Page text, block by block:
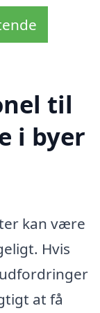
til
i byer
kan være
Hvis
at få